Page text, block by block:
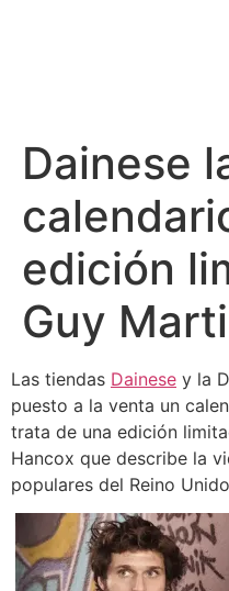
Dainese
edición
Guy
Las tiendas Dainese y la
puesto a la venta un
trata de una edición
Hancox que describe la
populares del Reino